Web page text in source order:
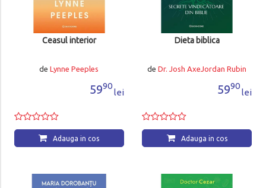
Ceasul interior
deLynne Peeples
5990
lei
Adauga in cos
Dieta biblica
de Dr. Josh AxeJordan Rubin
5990
lei
Adauga in cos